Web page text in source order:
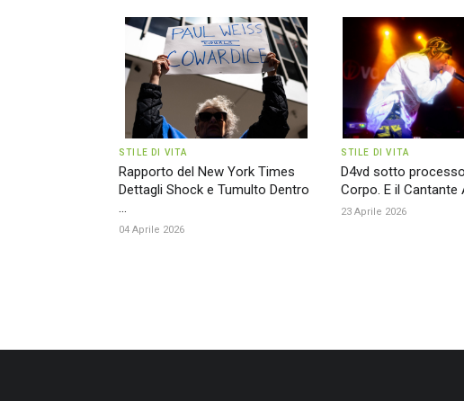
STILE DI VITA
Rapporto del New York Times
Dettagli Shock e Tumulto Dentro
...
04 Aprile 2026
STILE DI VITA
D4vd sotto
Corpo. E il Cantante
23 Aprile 2026